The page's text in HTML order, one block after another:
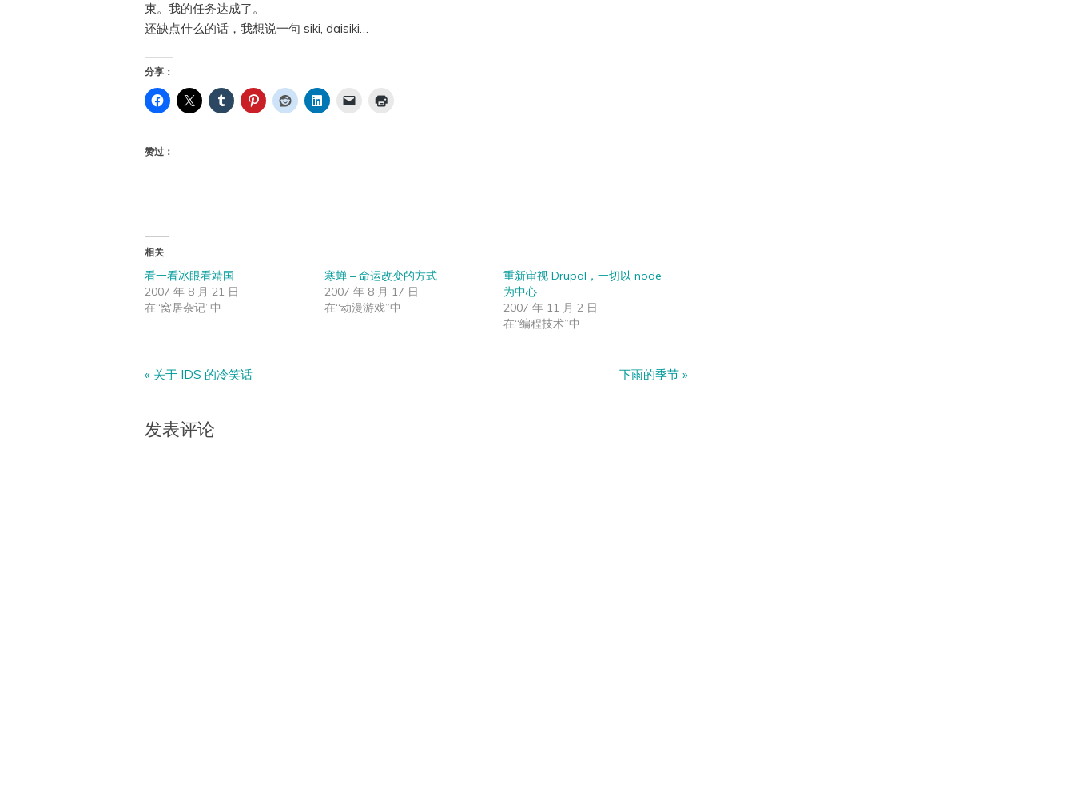
束。我的任务达成了。
还缺点什么的话，我想说一句 siki, daisiki…
分享：
赞过：
相关
看一看冰眼看靖国
2007 年 8 月 21 日
在“窝居杂记”中
寒蝉 – 命运改变的方式
2007 年 8 月 17 日
在“动漫游戏”中
重新审视 Drupal，一切以 node
为中心
2007 年 11 月 2 日
在“编程技术”中
« 关于 IDS 的冷笑话 下雨的季节 »
发表评论